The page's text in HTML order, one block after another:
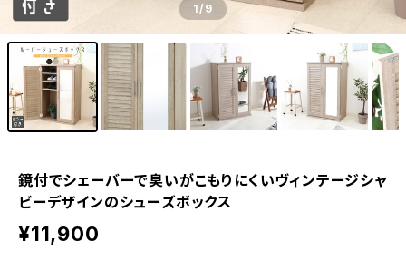
1/9
鏡付でシェーバーで臭いがこもりにくいヴィンテージシャ
ビーデザインのシューズボックス
¥11,900